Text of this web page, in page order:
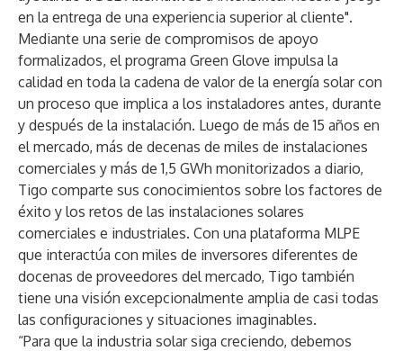
en la entrega de una experiencia superior al cliente".
Mediante una serie de compromisos de apoyo
formalizados, el programa Green Glove impulsa la
calidad en toda la cadena de valor de la energía solar con
un proceso que implica a los instaladores antes, durante
y después de la instalación. Luego de más de 15 años en
el mercado, más de decenas de miles de instalaciones
comerciales y más de 1,5 GWh monitorizados a diario,
Tigo comparte sus conocimientos sobre los factores de
éxito y los retos de las instalaciones solares
comerciales e industriales. Con una plataforma MLPE
que interactúa con miles de inversores diferentes de
docenas de proveedores del mercado, Tigo también
tiene una visión excepcionalmente amplia de casi todas
las configuraciones y situaciones imaginables.
“Para que la industria solar siga creciendo, debemos